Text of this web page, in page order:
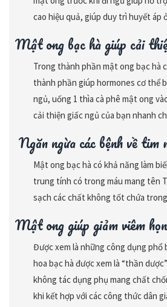
cao hiệu quả, giúp duy trì huyết áp
Mật ong bạc hà giúp cải
Trong thành phần mật ong bạc hà
thành phần giúp hormones cơ thể
ngủ, uống 1 thìa cà phê mật ong
cải thiện giấc ngủ của bạn nhanh
Ngăn ngừa các bệnh về tim
Mật ong bạc hà có khả năng làm
trung tính có trong máu mang tên
sạch các chất không tốt chứa
Mật ong giúp giảm viêm
Được xem là những công dụng phổ
hoa bạc hà được xem là “thần
không tác dụng phụ mang chất
khi kết hợp với các công thức dân